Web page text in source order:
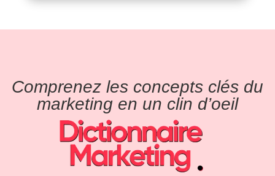
Comprenez les concepts clés du
marketing en un clin d’oeil